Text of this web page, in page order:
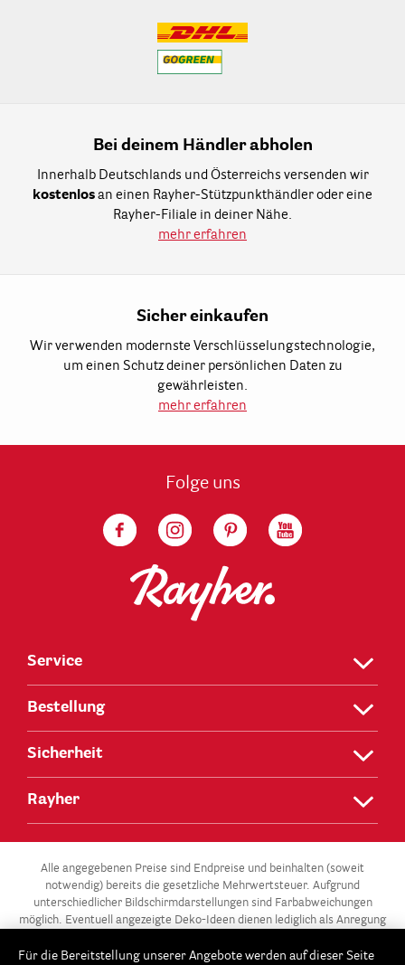
Bei deinem Händler abholen
Innerhalb Deutschlands und Österreichs versenden wir
kostenlos an einen Rayher-Stützpunkthändler oder eine
Rayher-Filiale in deiner Nähe.
mehr erfahren
Sicher einkaufen
Wir verwenden modernste Verschlüsselungstechnologie,
um einen Schutz deiner persönlichen Daten zu
gewährleisten.
mehr erfahren
Folge uns
Service
Bestellung
Sicherheit
Rayher
Alle angegebenen Preise sind Endpreise und beinhalten (soweit
notwendig) bereits die gesetzliche Mehrwertsteuer. Aufgrund
unterschiedlicher Bildschirmdarstellungen sind Farbabweichungen
möglich. Eventuell angezeigte Deko-Ideen dienen lediglich als Anregung
Für die Bereitstellung unserer Angebote werden auf dieser Seite